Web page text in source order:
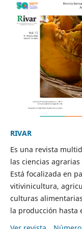
RIVAR
Es una revista
las ciencias
Está focalizada en
vitivinicultura,
culturas
la producción hasta